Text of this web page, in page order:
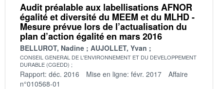
Audit préalable aux labellisations AFNOR
égalité et diversité du MEEM et du MLHD -
Mesure prévue lors de l’actualisation du
plan d’action égalité en mars 2016
BELLUROT, Nadine AUJOLLET, Yvan
CONSEIL GENERAL DE L'ENVIRONNEMENT ET DU DEVELOPPEMENT
DURABLE (CGEDD)
Rapport: déc. 2016 Mise en ligne: févr. 2017
Affaire
n°010568-01